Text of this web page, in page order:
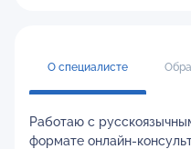
О специалисте
Работаю с
формате онлайн-